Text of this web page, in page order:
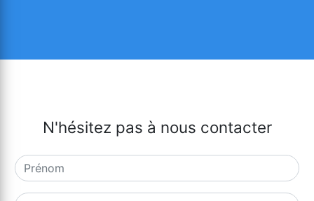
N'hésitez pas à nous contacter